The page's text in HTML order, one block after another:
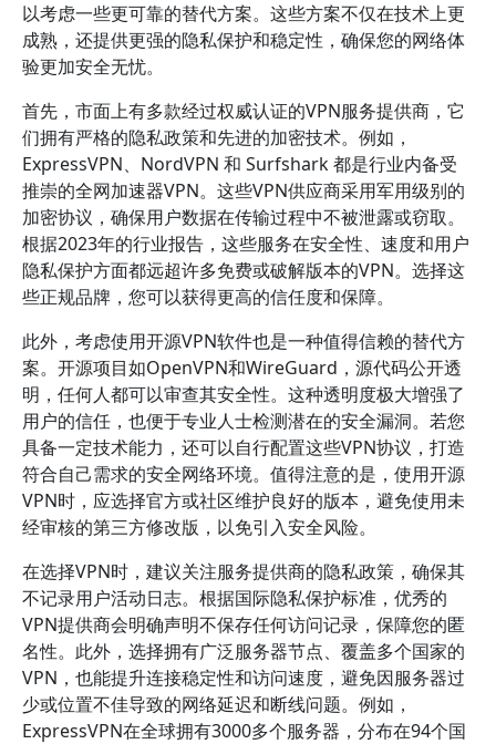
以考虑一些更可靠的替代方案。这些方案不仅在技术上更
成熟，还提供更强的隐私保护和稳定性，确保您的网络体
验更加安全无忧。
首先，市面上有多款经过权威认证的VPN服务提供商，它
们拥有严格的隐私政策和先进的加密技术。例如，
ExpressVPN、NordVPN 和 Surfshark 都是行业内备受
推崇的全网加速器VPN。这些VPN供应商采用军用级别的
加密协议，确保用户数据在传输过程中不被泄露或窃取。
根据2023年的行业报告，这些服务在安全性、速度和用户
隐私保护方面都远超许多免费或破解版本的VPN。选择这
些正规品牌，您可以获得更高的信任度和保障。
此外，考虑使用开源VPN软件也是一种值得信赖的替代方
案。开源项目如OpenVPN和WireGuard，源代码公开透
明，任何人都可以审查其安全性。这种透明度极大增强了
用户的信任，也便于专业人士检测潜在的安全漏洞。若您
具备一定技术能力，还可以自行配置这些VPN协议，打造
符合自己需求的安全网络环境。值得注意的是，使用开源
VPN时，应选择官方或社区维护良好的版本，避免使用未
经审核的第三方修改版，以免引入安全风险。
在选择VPN时，建议关注服务提供商的隐私政策，确保其
不记录用户活动日志。根据国际隐私保护标准，优秀的
VPN提供商会明确声明不保存任何访问记录，保障您的匿
名性。此外，选择拥有广泛服务器节点、覆盖多个国家的
VPN，也能提升连接稳定性和访问速度，避免因服务器过
少或位置不佳导致的网络延迟和断线问题。例如，
ExpressVPN在全球拥有3000多个服务器，分布在94个国